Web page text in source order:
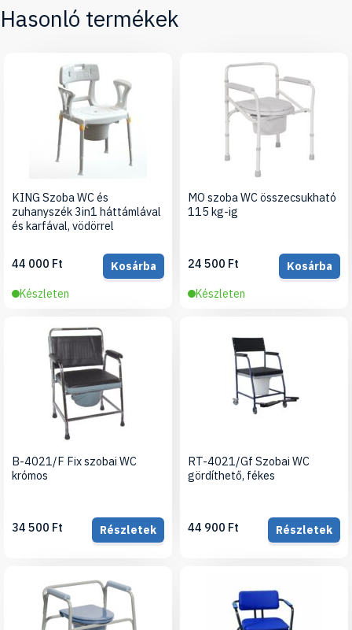
Hasonló termékek
KING Szoba WC és
zuhanyszék 3in1 háttámlával
és karfával, vödörrel
44 000 Ft
Kosárba
Készleten
MO szoba WC összecsukható
115 kg-ig
24 500 Ft
Kosárba
Készleten
B-4021/F Fix szobai WC
krómos
34 500 Ft Részletek
RT-4021/Gf Szobai WC
gördíthető, fékes
44 900 Ft Részletek